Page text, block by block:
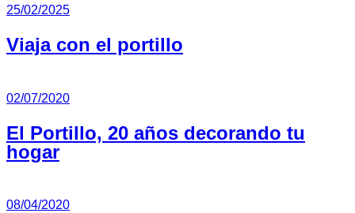
25/02/2025
Viaja con el portillo
02/07/2020
El Portillo, 20 años decorando tu
hogar
08/04/2020